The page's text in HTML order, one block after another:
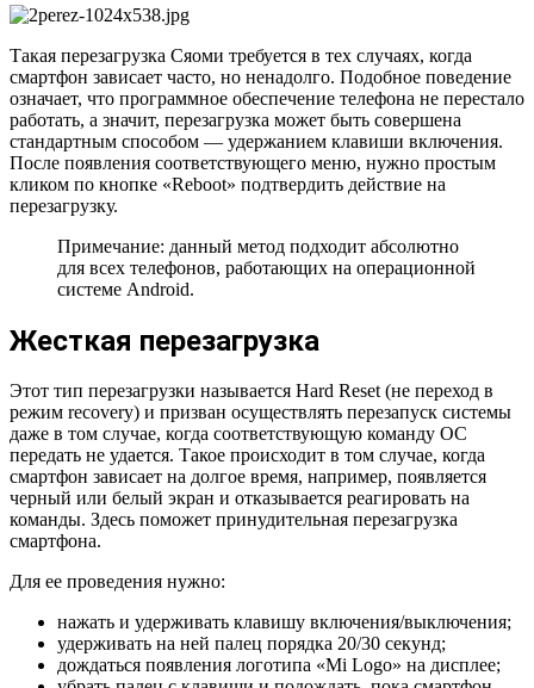
Такая перезагрузка Сяоми требуется в тех случаях, когда
смартфон зависает часто, но ненадолго. Подобное поведение
означает, что программное обеспечение телефона не перестало
работать, а значит, перезагрузка может быть совершена
стандартным способом — удержанием клавиши включения.
После появления соответствующего меню, нужно простым
кликом по кнопке «Reboot» подтвердить действие на
перезагрузку.
Примечание: данный метод подходит абсолютно
для всех телефонов, работающих на операционной
системе Android.
Жесткая перезагрузка
Этот тип перезагрузки называется Hard Reset (не переход в
режим recovery) и призван осуществлять перезапуск системы
даже в том случае, когда соответствующую команду ОС
передать не удается. Такое происходит в том случае, когда
смартфон зависает на долгое время, например, появляется
черный или белый экран и отказывается реагировать на
команды. Здесь поможет принудительная перезагрузка
смартфона.
Для ее проведения нужно:
нажать и удерживать клавишу включения/выключения;
удерживать на ней палец порядка 20/30 секунд;
дождаться появления логотипа «Mi Logo» на дисплее;